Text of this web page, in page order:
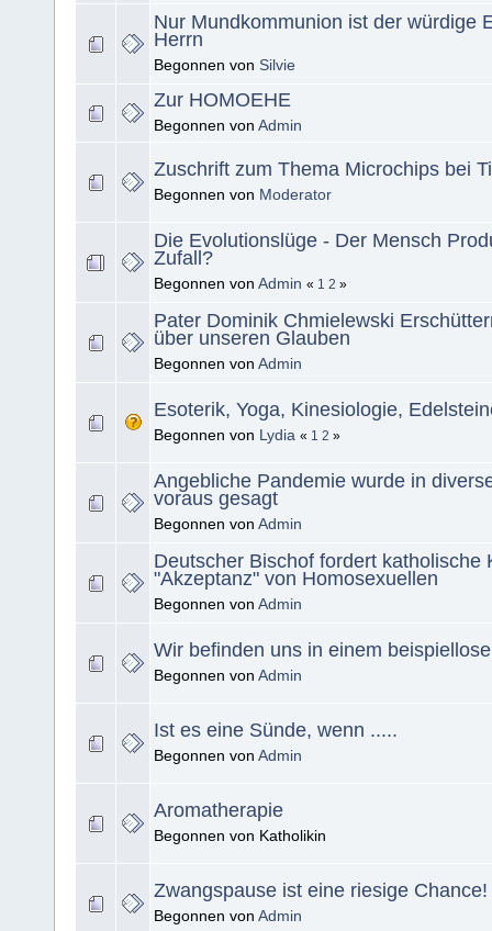
Nur Mundkommunion ist der würdige
Herrn
Begonnen von Silvie
Zur HOMOEHE
Begonnen von Admin
Zuschrift zum Thema Microchips bei
Begonnen von Moderator
Die Evolutionslüge - Der Mensch
Zufall?
Begonnen von Admin « 1 2 »
Pater Dominik Chmielewski
über unseren Glauben
Begonnen von Admin
Esoterik, Yoga, Kinesiologie,
Begonnen von Lydia « 1 2 »
Angebliche Pandemie wurde in
voraus gesagt
Begonnen von Admin
Deutscher Bischof fordert katholische
"Akzeptanz" von Homosexuellen
Begonnen von Admin
Wir befinden uns in einem
Begonnen von Admin
Ist es eine Sünde, wenn .....
Begonnen von Admin
Aromatherapie
Begonnen von Katholikin
Zwangspause ist eine riesige Chance!
Begonnen von Admin